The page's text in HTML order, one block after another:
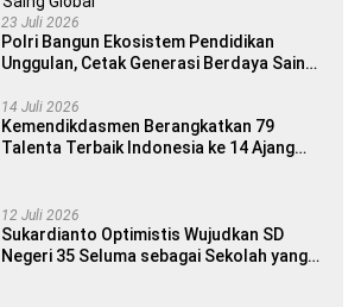
23 Juli 2026
Polri Bangun Ekosistem Pendidikan
Unggulan, Cetak Generasi Berdaya Saing
14 Juli 2026
Kemendikdasmen Berangkatkan 79
Talenta Terbaik Indonesia ke 14 Ajang
12 Juli 2026
Sukardianto Optimistis Wujudkan SD
Negeri 35 Seluma sebagai Sekolah yang